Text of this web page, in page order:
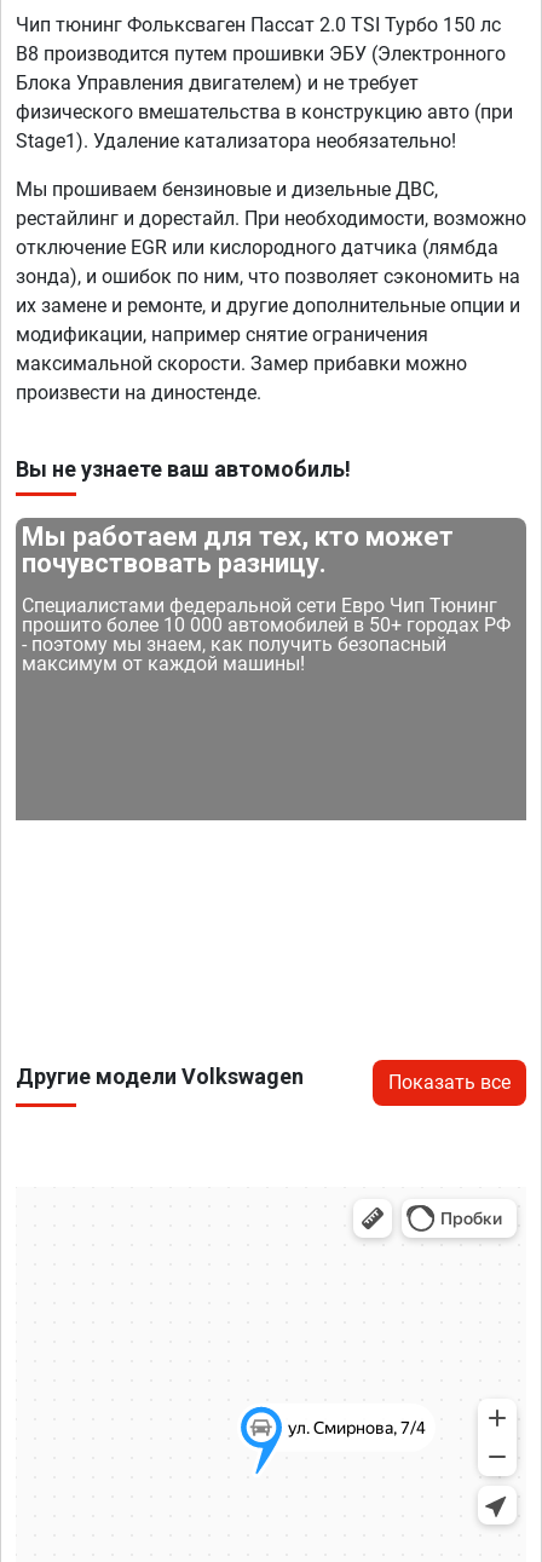
Чип тюнинг Фольксваген Пассат 2.0 TSI Турбо 150 лс
B8 производится путем прошивки ЭБУ (Электронного
Блока Управления двигателем) и не требует
физического вмешательства в конструкцию авто (при
Stage1). Удаление катализатора необязательно!
Мы прошиваем бензиновые и дизельные ДВС,
рестайлинг и дорестайл. При необходимости, возможно
отключение EGR или кислородного датчика (лямбда
зонда), и ошибок по ним, что позволяет сэкономить на
их замене и ремонте, и другие дополнительные опции и
модификации, например снятие ограничения
максимальной скорости. Замер прибавки можно
произвести на диностенде.
Вы не узнаете ваш автомобиль!
Мы работаем для тех, кто может
почувствовать разницу.
Специалистами федеральной сети Евро Чип Тюнинг
прошито более 10 000 автомобилей в 50+ городах РФ
- поэтому мы знаем, как получить безопасный
максимум от каждой машины!
Другие модели Volkswagen Показать все